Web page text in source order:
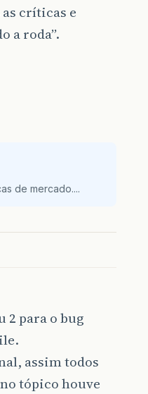
críticas e
a roda”.
de mercado....
2 para o bug
assim todos
tópico houve